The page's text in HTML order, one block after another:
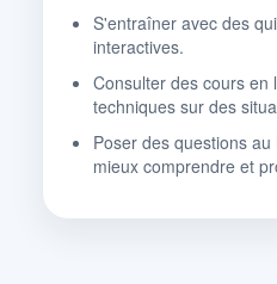
S'entraîner avec des
interactives.
Consulter des cours en
techniques sur des
Poser des questions
mieux comprendre et